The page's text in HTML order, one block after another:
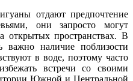
отдают предпочтение
они запросто могут
открытых пространствах. В
наличие поблизости
в воде, поэтому часто
встречи со своими